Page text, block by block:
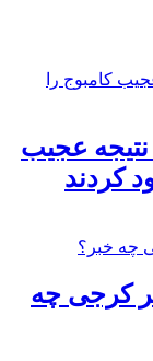
نتیجه عجیب
کردند
کرجی چه